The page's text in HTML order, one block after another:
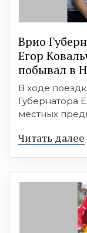
Врио
Егор
побывал в
В ходе
Губернатора
местных
Читать далее